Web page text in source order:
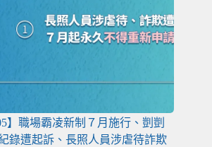
】職場霸凌新制７月施行、剴剴
錄遭起訴、長照人員涉虐待詐欺